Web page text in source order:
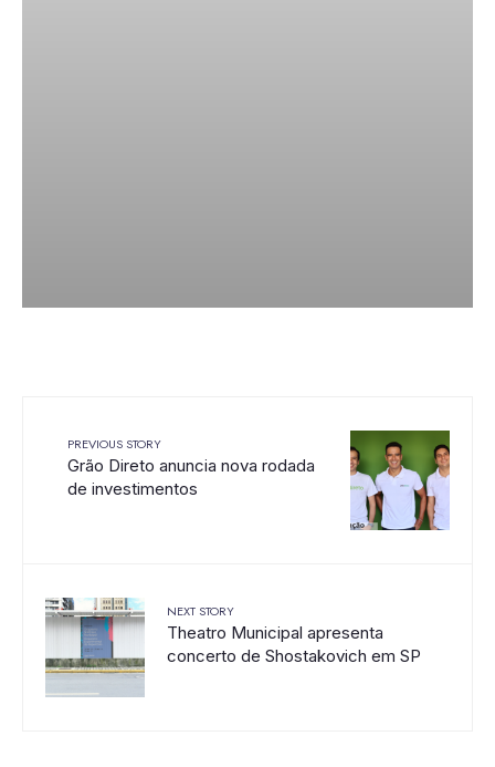
PREVIOUS STORY
Grão Direto anuncia nova rodada
de investimentos
NEXT STORY
Theatro Municipal apresenta
concerto de Shostakovich em SP